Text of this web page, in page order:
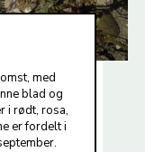
med
blad og
i rødt, rosa,
er fordelt i